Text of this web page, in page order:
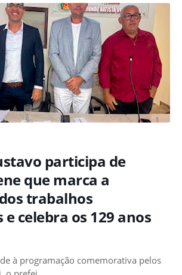
participa de
que marca a
trabalhos
celebra os 129 anos
à programação comemorativa pelos